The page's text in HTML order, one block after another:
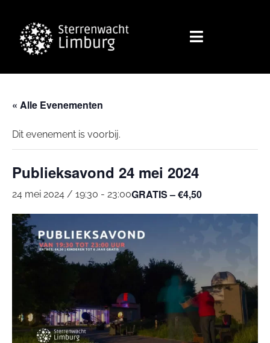
« Alle Evenementen
Dit evenement is voorbij.
Publieksavond 24 mei 2024
24 mei 2024 / 19:30 - 23:00GRATIS – €4,50